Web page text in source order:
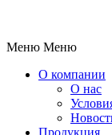
Меню Меню
О компании
О нас
Продукция